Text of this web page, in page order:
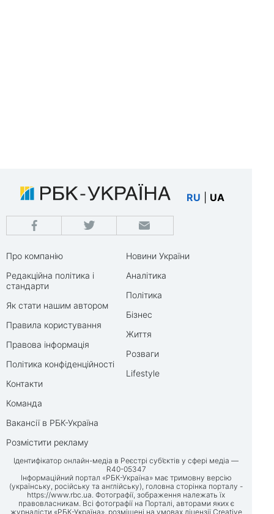
RU UA
Про компанію
Редакційна політика і
стандарти
Як стати нашим автором
Правила користування
Правова інформація
Політика конфіденційності
Контакти
Команда
Вакансії в РБК-Україна
Розмістити рекламу
Новини України
Аналітика
Політика
Бізнес
Життя
Розваги
Lifestyle
Ідентифікатор онлайн-медіа в Реєстрі суб’єктів у сфері медіа —
R40-05347
Інформаційний портал «РБК-Україна» має тримовну версію
(українську, російську та англійську), головна сторінка порталу -
https://www.rbc.ua . Фотографії, зображення належать їх
правовласникам. Всі фотографії на Порталі, авторами яких є
журналісти «РБК-Україна», розміщені на умовах ліцензії Creative